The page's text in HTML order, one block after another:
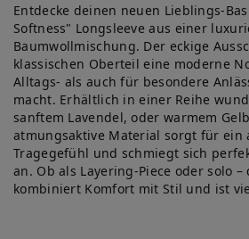
Entdecke deinen neuen Lieblings-
Softness" Longsleeve aus einer
Baumwollmischung. Der eckige
klassischen Oberteil eine moderne
Alltags- als auch für besondere
macht. Erhältlich in einer Reihe
sanftem Lavendel, oder warmem
atmungsaktive Material sorgt für ein
Tragegefühl und schmiegt sich
an. Ob als Layering-Piece oder solo –
kombiniert Komfort mit Stil und ist